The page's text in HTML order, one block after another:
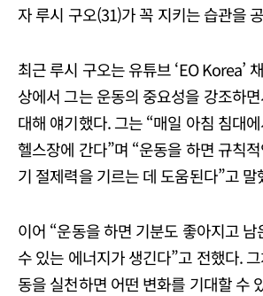
자 루시 구오(31)가 꼭 지키는 습관을
최근 루시 구오는 유튜브 ‘EO Korea’
상에서 그는 운동의 중요성을 강조하
대해 얘기했다. 그는 “매일 아침 침대
헬스장에 간다”며 “운동을 하면 규칙
기 절제력을 기르는 데 도움된다”고 말
이어 “운동을 하면 기분도 좋아지고
수 있는 에너지가 생긴다”고 전했다.
동을 실천하면 어떤 변화를 기대할 수